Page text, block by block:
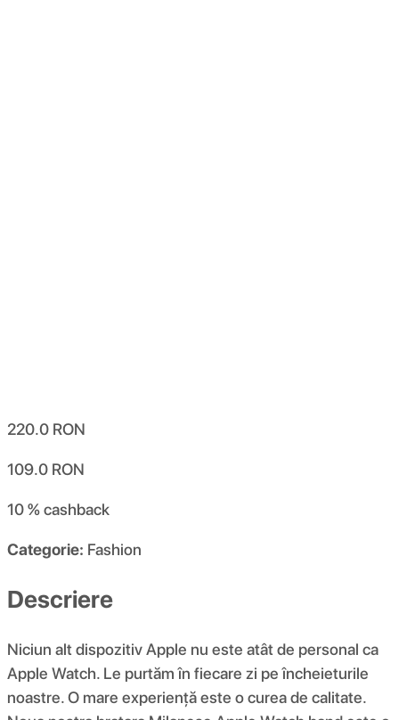
220.0 RON
109.0 RON
10 %cashback
Categorie: Fashion
Descriere
Niciun alt dispozitiv Apple nu este atât de personal ca
Apple Watch. Le purtăm în fiecare zi pe încheieturile
noastre. O mare experiență este o curea de calitate.